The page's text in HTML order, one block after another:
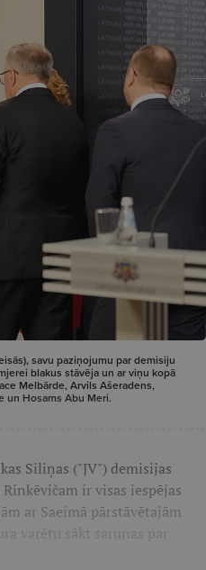
savu paziņojumu par demisiju
blakus stāvēja un ar viņu kopā
Melbārde, Arvils Ašeradens,
un Hosams Abu Meri.
Siliņas ("JV") demisijas
ir visas iespējas
ar Saeimā pārstāvētajām
varētu sākt sarunas par